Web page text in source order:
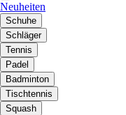
Neuheiten
Schuhe
Schläger
Tennis
Padel
Badminton
Tischtennis
Squash